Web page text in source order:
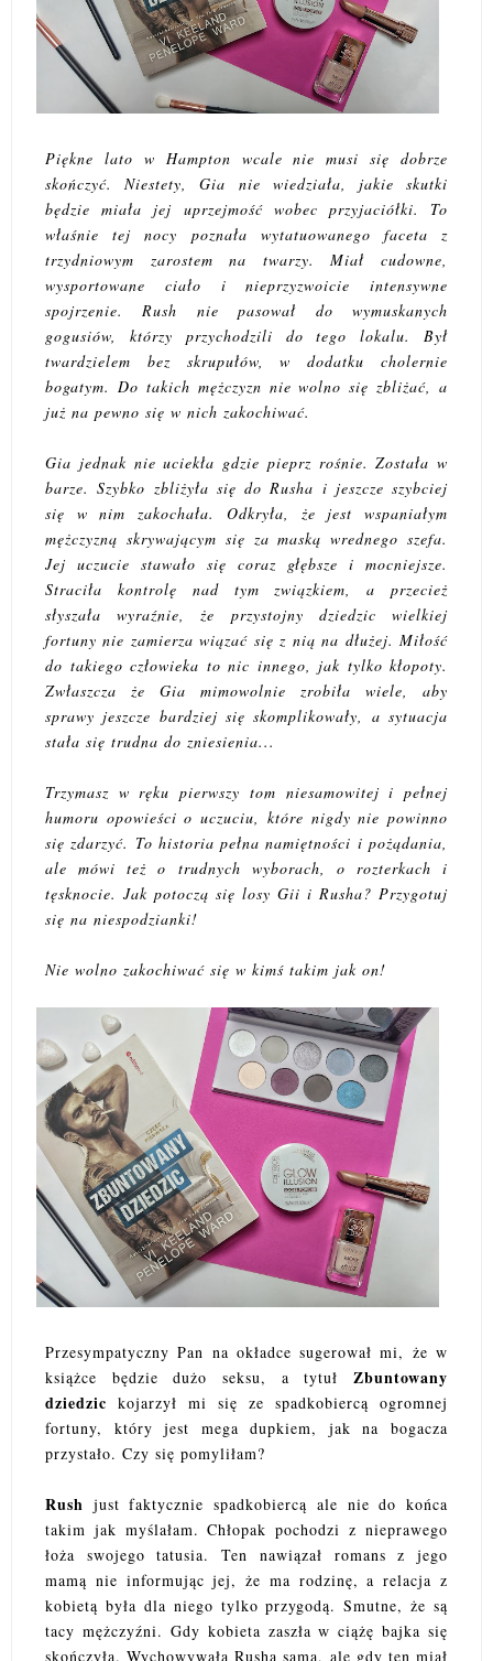
Piękne lato w Hampton wcale nie musi się dobrze
skończyć. Niestety, Gia nie wiedziała, jakie skutki
będzie miała jej uprzejmość wobec przyjaciółki. To
właśnie tej nocy poznała wytatuowanego faceta z
trzydniowym zarostem na twarzy. Miał cudowne,
wysportowane ciało i nieprzyzwoicie intensywne
spojrzenie. Rush nie pasował do wymuskanych
gogusiów, którzy przychodzili do tego lokalu. Był
twardzielem bez skrupułów, w dodatku cholernie
bogatym. Do takich mężczyzn nie wolno się zbliżać, a
już na pewno się w nich zakochiwać.
Gia jednak nie uciekła gdzie pieprz rośnie. Została w
barze. Szybko zbliżyła się do Rusha i jeszcze szybciej
się w nim zakochała. Odkryła, że jest wspaniałym
mężczyzną skrywającym się za maską wrednego szefa.
Jej uczucie stawało się coraz głębsze i mocniejsze.
Straciła kontrolę nad tym związkiem, a przecież
słyszała wyraźnie, że przystojny dziedzic wielkiej
fortuny nie zamierza wiązać się z nią na dłużej. Miłość
do takiego człowieka to nic innego, jak tylko kłopoty.
Zwłaszcza że Gia mimowolnie zrobiła wiele, aby
sprawy jeszcze bardziej się skomplikowały, a sytuacja
stała się trudna do zniesienia...
Trzymasz w ręku pierwszy tom niesamowitej i pełnej
humoru opowieści o uczuciu, które nigdy nie powinno
się zdarzyć. To historia pełna namiętności i pożądania,
ale mówi też o trudnych wyborach, o rozterkach i
tęsknocie. Jak potoczą się losy Gii i Rusha? Przygotuj
się na niespodzianki!
Nie wolno zakochiwać się w kimś takim jak on!
Przesympatyczny Pan na okładce sugerował mi, że w
książce będzie dużo seksu, a tytuł Zbuntowany
dziedzic kojarzył mi się ze spadkobiercą ogromnej
fortuny, który jest mega dupkiem, jak na bogacza
przystało. Czy się pomyliłam?
Rush just faktycznie spadkobiercą ale nie do końca
takim jak myślałam. Chłopak pochodzi z nieprawego
łoża swojego tatusia. Ten nawiązał romans z jego
mamą nie informując jej, że ma rodzinę, a relacja z
kobietą była dla niego tylko przygodą. Smutne, że są
tacy mężczyźni. Gdy kobieta zaszła w ciążę bajka się
skończyła. Wychowywała Rusha sama, ale gdy ten miał